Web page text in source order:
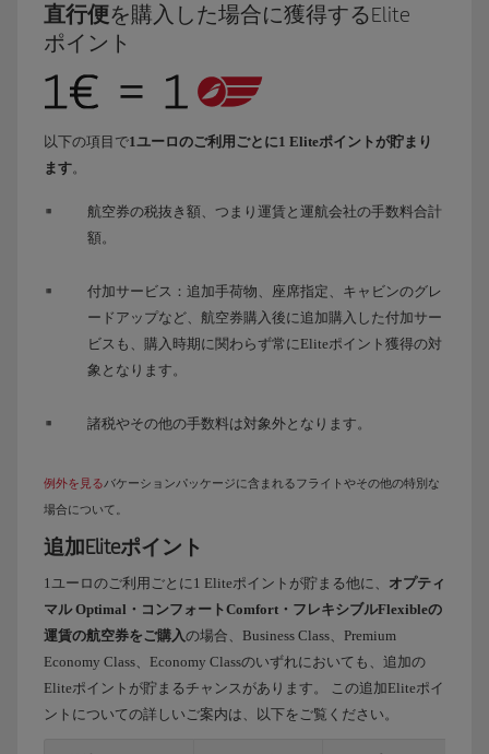
直行便を購入した場合に獲得するElite
ポイント
以下の項目で1ユーロのご利用ごとに1 Eliteポイントが貯まり
ます。
航空券の税抜き額、つまり運賃と運航会社の手数料合計
額。
付加サービス：追加手荷物、座席指定、キャビンのグレ
ードアップなど、航空券購入後に追加購入した付加サー
ビスも、購入時期に関わらず常にEliteポイント獲得の対
象となります。
諸税やその他の手数料は対象外となります。
例外を見るバケーションパッケージに含まれるフライトやその他の特別な
場合について。
追加Eliteポイント
1ユーロのご利用ごとに1 Eliteポイントが貯まる他に、 オプティ
マル Optimal・コンフォートComfort・フレキシブルFlexibleの
運賃の航空券をご購入の場合、Business Class、Premium
Economy Class、Economy Classのいずれにおいても、追加の
Eliteポイントが貯まるチャンスがあります。 この追加Eliteポイ
ントについての詳しいご案内は、以下をご覧ください。